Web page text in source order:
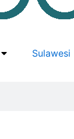
Sulawesi